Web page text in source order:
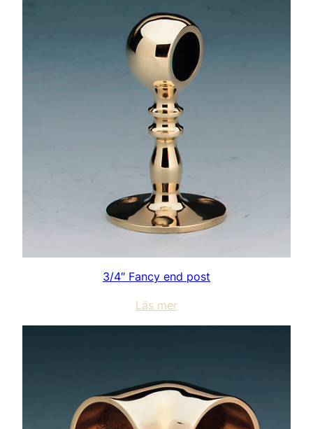
3/4″ Fancy end post
Läs mer